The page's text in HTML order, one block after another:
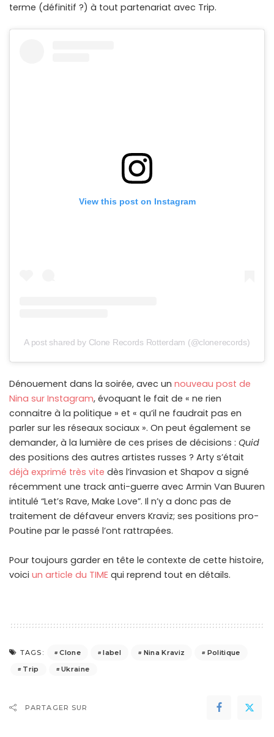
terme (définitif ?) à tout partenariat avec Trip.
View this post on Instagram
A post shared by Clone Records Rotterdam (@clonerecords)
Dénouement dans la soirée, avec un nouveau post de
Nina sur Instagram, évoquant le fait de « ne rien
connaitre à la politique » et « qu’il ne faudrait pas en
parler sur les réseaux sociaux ». On peut également se
demander, à la lumière de ces prises de décisions : Quid
des positions des autres artistes russes ? Arty s’était
déjà exprimé très vite dès l’invasion et Shapov a signé
récemment une track anti-guerre avec Armin Van Buuren
intitulé “Let’s Rave, Make Love”. Il n’y a donc pas de
traitement de défaveur envers Kraviz; ses positions pro-
Poutine par le passé l’ont rattrapées.
Pour toujours garder en tête le contexte de cette histoire,
voici un article du TIME qui reprend tout en détails.
TAGS: Clone label Nina Kraviz
Politique
Trip
Ukraine
PARTAGER SUR